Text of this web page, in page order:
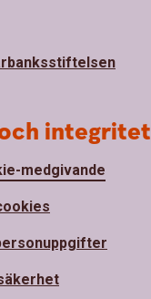
integritet
medgivande